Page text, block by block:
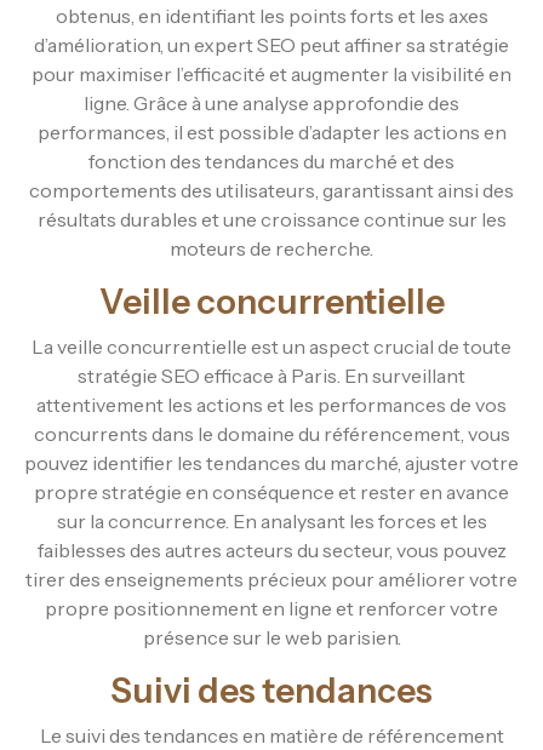
obtenus, en identifiant les points forts et les axes
d’amélioration, un expert SEO peut affiner sa stratégie
pour maximiser l’efficacité et augmenter la visibilité en
ligne. Grâce à une analyse approfondie des
performances, il est possible d’adapter les actions en
fonction des tendances du marché et des
comportements des utilisateurs, garantissant ainsi des
résultats durables et une croissance continue sur les
moteurs de recherche.
Veille concurrentielle
La veille concurrentielle est un aspect crucial de toute
stratégie SEO efficace à Paris. En surveillant
attentivement les actions et les performances de vos
concurrents dans le domaine du référencement, vous
pouvez identifier les tendances du marché, ajuster votre
propre stratégie en conséquence et rester en avance
sur la concurrence. En analysant les forces et les
faiblesses des autres acteurs du secteur, vous pouvez
tirer des enseignements précieux pour améliorer votre
propre positionnement en ligne et renforcer votre
présence sur le web parisien.
Suivi des tendances
Le suivi des tendances en matière de référencement